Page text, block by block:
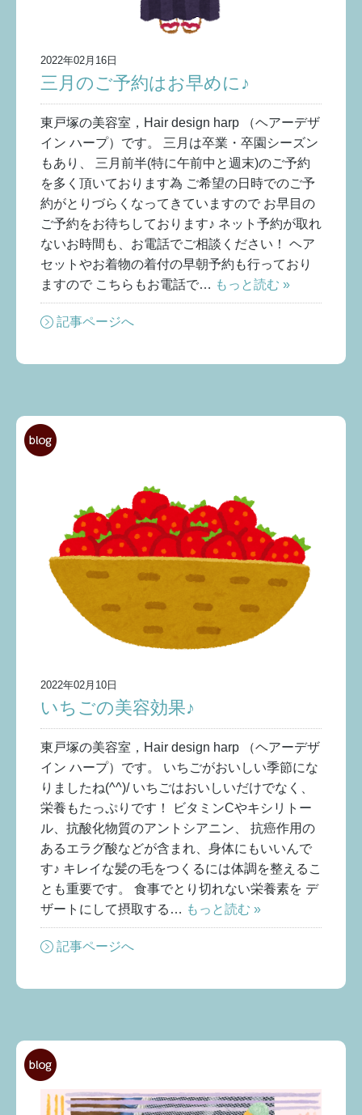
2022年02月16日
三月のご予約はお早めに♪
東戸塚の美容室，Hair design harp （ヘアーデザ
イン ハープ）です。 三月は卒業・卒園シーズン
もあり、 三月前半(特に午前中と週末)のご予約
を多く頂いております為 ご希望の日時でのご予
約がとりづらくなってきていますので お早目の
ご予約をお待ちしております♪ ネット予約が取れ
ないお時間も、お電話でご相談ください！ ヘア
セットやお着物の着付の早朝予約も行っており
ますので こちらもお電話で… もっと読む »
記事ページへ
2022年02月10日
いちごの美容効果♪
東戸塚の美容室，Hair design harp （ヘアーデザ
イン ハープ）です。 いちごがおいしい季節にな
りましたね(^^)/ いちごはおいしいだけでなく、
栄養もたっぷりです！ ビタミンCやキシリトー
ル、抗酸化物質のアントシアニン、 抗癌作用の
あるエラグ酸などが含まれ、身体にもいいんで
す♪ キレイな髪の毛をつくるには体調を整えるこ
とも重要です。 食事でとり切れない栄養素を デ
ザートにして摂取する… もっと読む »
記事ページへ